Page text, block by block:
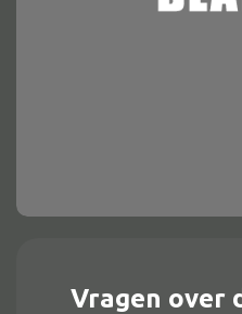
Alle kastenVragen over